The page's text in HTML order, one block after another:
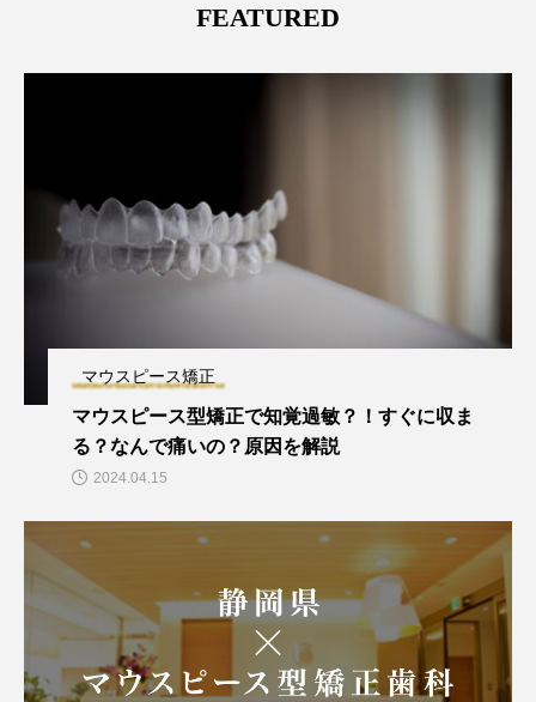
FEATURED
マウスピース矯正
マウスピース型矯正で知覚過敏？！すぐに収ま
る？なんで痛いの？原因を解説
2024.04.15